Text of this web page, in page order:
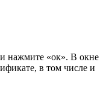
нажмите «ок». В окне
в том числе и